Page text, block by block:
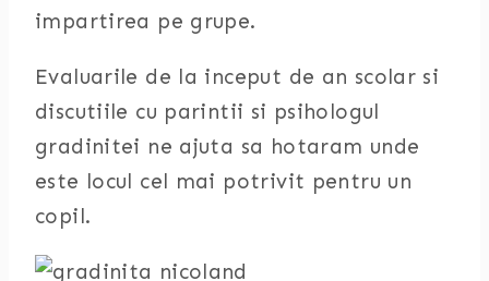
impartirea pe grupe.
Evaluarile de la inceput de an scolar si
discutiile cu parintii si psihologul
gradinitei ne ajuta sa hotaram unde
este locul cel mai potrivit pentru un
copil.